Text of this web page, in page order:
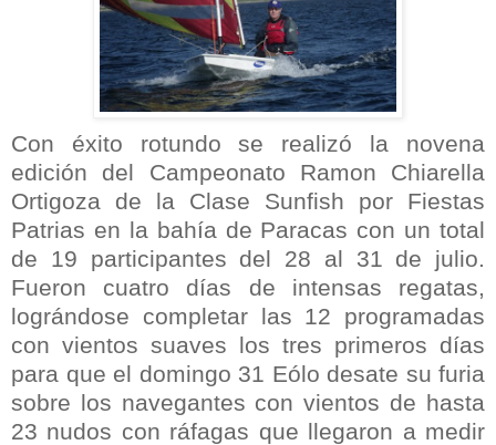
Con éxito rotundo se realizó la novena
edición del Campeonato Ramon Chiarella
Ortigoza de la Clase Sunfish por Fiestas
Patrias en la bahía de Paracas con un total
de 19 participantes del 28 al 31 de julio.
Fueron cuatro días de intensas regatas,
lográndose completar las 12 programadas
con vientos suaves los tres primeros días
para que el domingo 31 Eólo desate su furia
sobre los navegantes con vientos de hasta
23 nudos con ráfagas que llegaron a medir